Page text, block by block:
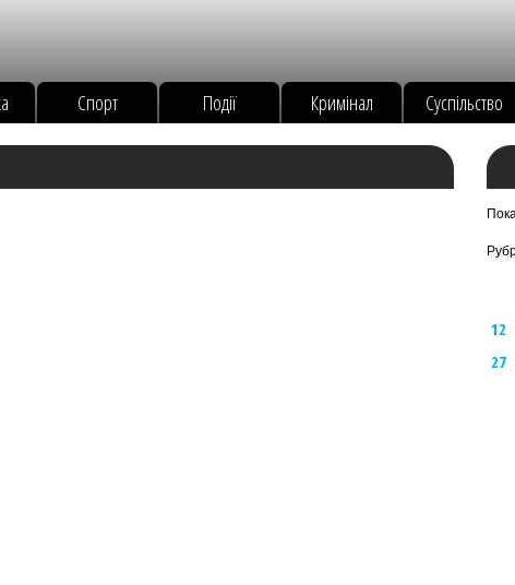
Спорт Події Кримінал Суспільство
12
27